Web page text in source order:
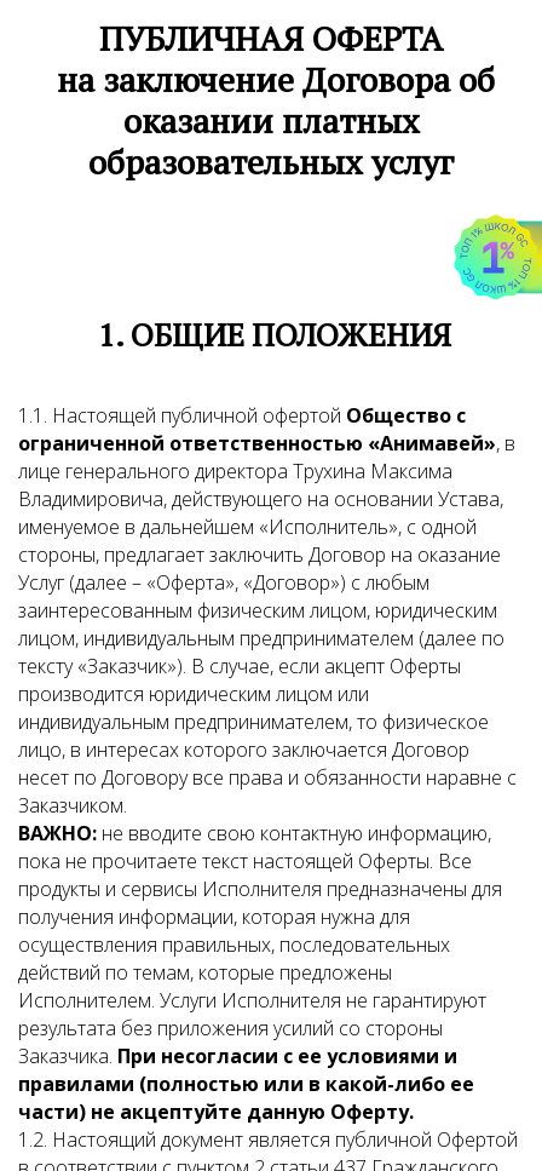
ПУБЛИЧНАЯ ОФЕРТА
на заключение Договора об
оказании платных
образовательных услуг
1. ОБЩИЕ ПОЛОЖЕНИЯ
1.1. Настоящей публичной офертой Общество с
ограниченной ответственностью «Анимавей», в
лице генерального директора Трухина Максима
Владимировича, действующего на основании Устава,
именуемое в дальнейшем «Исполнитель», с одной
стороны, предлагает заключить Договор на оказание
Услуг (далее – «Оферта», «Договор») с любым
заинтересованным физическим лицом, юридическим
лицом, индивидуальным предпринимателем (далее по
тексту «Заказчик»). В случае, если акцепт Оферты
производится юридическим лицом или
индивидуальным предпринимателем, то физическое
лицо, в интересах которого заключается Договор
несет по Договору все права и обязанности наравне с
Заказчиком.
ВАЖНО: не вводите свою контактную информацию,
пока не прочитаете текст настоящей Оферты. Все
продукты и сервисы Исполнителя предназначены для
получения информации, которая нужна для
осуществления правильных, последовательных
действий по темам, которые предложены
Исполнителем. Услуги Исполнителя не гарантируют
результата без приложения усилий со стороны
Заказчика. При несогласии с ее условиями и
правилами (полностью или в какой-либо ее
части) не акцептуйте данную Оферту.
1.2. Настоящий документ является публичной Офертой